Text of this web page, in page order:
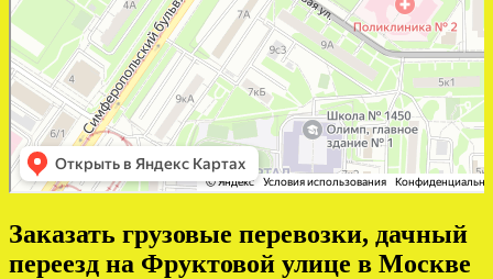
Заказать грузовые перевозки, дачный
переезд на Фруктовой улице в Москве